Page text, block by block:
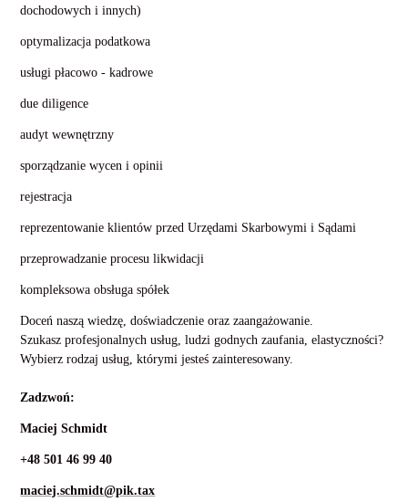
dochodowych i innych)
optymalizacja podatkowa
usługi płacowo - kadrowe
due diligence
audyt wewnętrzny
sporządzanie wycen i opinii
rejestracja
reprezentowanie klientów przed Urzędami Skarbowymi i Sądami
przeprowadzanie procesu likwidacji
kompleksowa obsługa spółek
Doceń naszą wiedzę, doświadczenie oraz zaangażowanie.
Szukasz profesjonalnych usług, ludzi godnych zaufania, elastyczności?
Wybierz rodzaj usług, którymi jesteś zainteresowany.
Zadzwoń:
Maciej Schmidt
+48 501 46 99 40
maciej.schmidt@pik.tax